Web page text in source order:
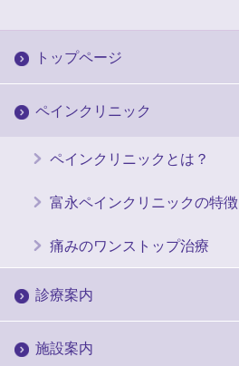
トップページ
ペインクリニック
ペインクリニックとは？
富永ペインクリニックの特徴
痛みのワンストップ治療
診療案内
施設案内